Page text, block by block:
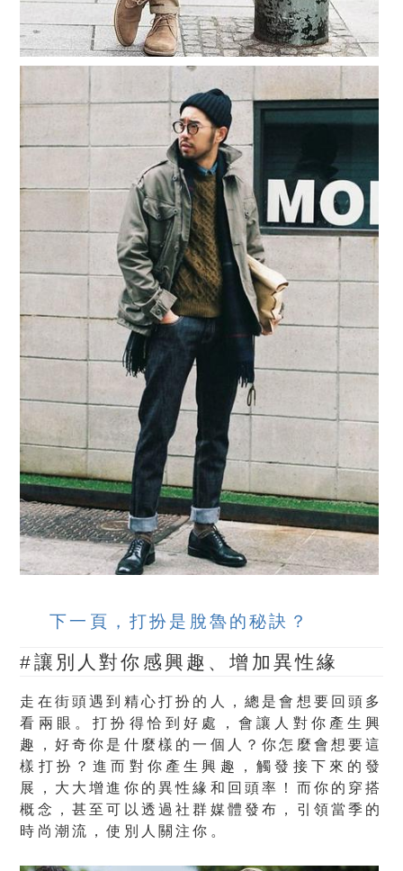
下一頁，打扮是脫魯的秘訣？
#讓別人對你感興趣、增加異性緣
走在街頭遇到精心打扮的人，總是會想要回頭多
看兩眼。打扮得恰到好處，會讓人對你產生興
趣，好奇你是什麼樣的一個人？你怎麼會想要這
樣打扮？進而對你產生興趣，觸發接下來的發
展，大大增進你的異性緣和回頭率！而你的穿搭
概念，甚至可以透過社群媒體發布，引領當季的
時尚潮流，使別人關注你。